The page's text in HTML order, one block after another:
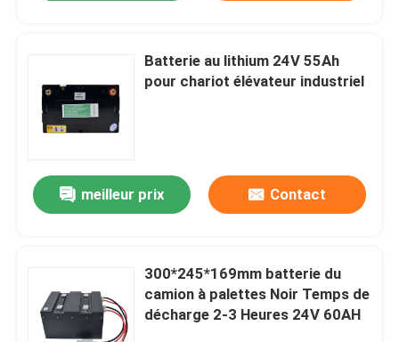
Maison
Au sujet de nous
Batterie au lithium 24V 55Ah
pour chariot élévateur industriel
meilleur prix Contact
300*245*169mm batterie du
camion à palettes Noir Temps de
décharge 2-3 Heures 24V 60AH